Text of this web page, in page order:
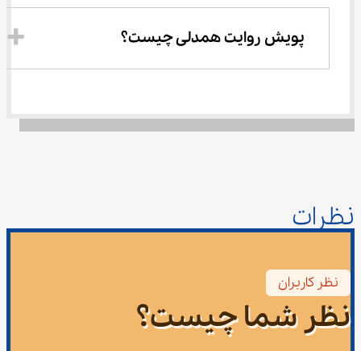
پویش روایت همدلی چیست؟
نظرات
نظر کاربران
نظر شما چیست؟